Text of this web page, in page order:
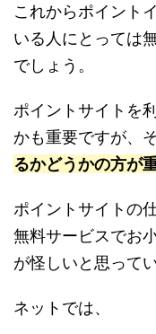
これからポイント
いる人にとっては
でしょう。
ポイントサイトを
かも重要ですが、
るかどうかの方が
ポイントサイトの
無料サービスでお
が怪しいと思って
ネットでは、